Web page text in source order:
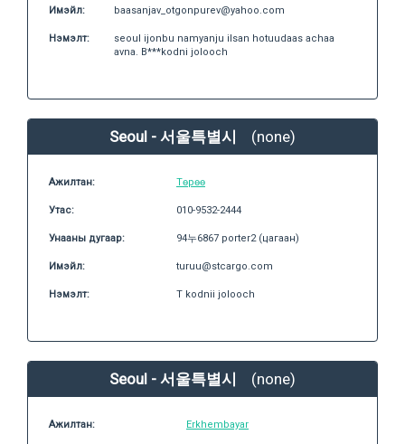
Имэйл: baasanjav_otgonpurev@yahoo.com
Нэмэлт:
seoul ijonbu namyanju ilsan hotuudaas achaa
avna. B***kodni jolooch
Seoul - 서울특별시 (none)
Ажилтан: Төрөө
Утас: 010-9532-2444
Унааны дугаар: 94누6867 porter2 (цагаан)
Имэйл: turuu@stcargo.com
Нэмэлт: T kodnii jolooch
Seoul - 서울특별시 (none)
Ажилтан: Erkhembayar